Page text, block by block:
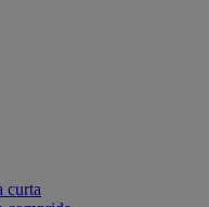
curta